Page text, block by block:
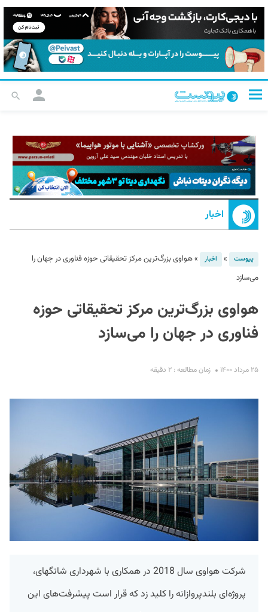
اخبار
پیوست » اخبار »هواوی بزرگ‌ترین مرکز تحقیقاتی حوزه فناوری در جهان را
می‌سازد
هواوی بزرگ‌ترین مرکز تحقیقاتی حوزه
فناوری در جهان را می‌سازد
۲۵ مرداد ۱۴۰۰ زمان مطالعه : ۲ دقیقه
شرکت هواوی سال 2018 در همکاری با شهرداری شانگهای،
پروژه‌ای بلندپروازانه را کلید زد که قرار است پیشرفت‌های این